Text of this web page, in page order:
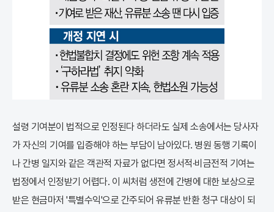
설령 기여분이 법적으로 인정된다 하더라도 실제 소송에서는 당사자
가 자신의 기여를 입증해야 하는 부담이 남아있다. 병원 동행 기록이
나 간병 일지와 같은 객관적 자료가 없다면 정서적·비금전적 기여는
법정에서 인정받기 어렵다. 이 씨처럼 생전에 간병에 대한 보상으로
받은 현금마저 '특별수익'으로 간주되어 유류분 반환 청구 대상이 되